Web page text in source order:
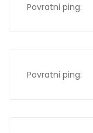
Povratni ping:
Povratni ping: